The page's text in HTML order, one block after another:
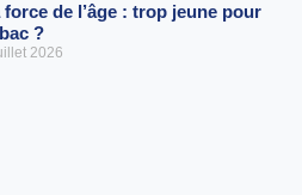
force de l’âge : trop jeune pour
?
2026